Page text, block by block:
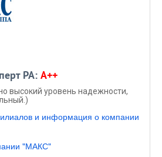
РА: A++
высокий уровень надежности,
и информация о компании
"МАКС"